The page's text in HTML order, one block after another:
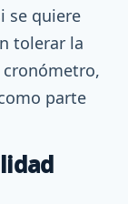
se quiere
tolerar la
parte